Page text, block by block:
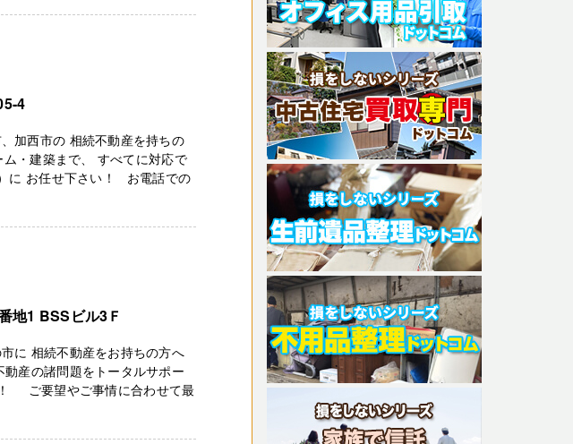
4
加西市の 相続不動産を持ちの
・建築まで、 すべてに対応で
に お任せ下さい！ お電話での
地1 BSSビル3Ｆ
に 相続不動産をお持ちの方へ
動産の諸問題をトータルサポー
ご要望やご事情に合わせて最